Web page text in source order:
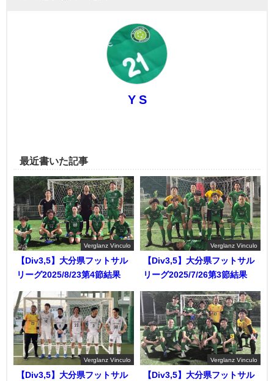
Y S
最近書いた記事
Verglanz Vinculo
【Div3,5】大分県フットサル
リーグ2025/8/23第4節結果
Verglanz Vinculo
【Div3,5】大分県フットサル
リーグ2025/7/26第3節結果
Verglanz Vinculo
【Div3,5】大分県フットサル
Verglanz Vinculo
【Div3,5】大分県フットサル